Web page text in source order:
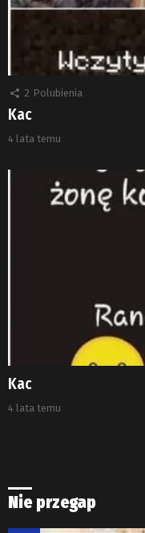
2 Polubienia
Kac
4 lata temu
Kac
4 lata temu
Nie przegap